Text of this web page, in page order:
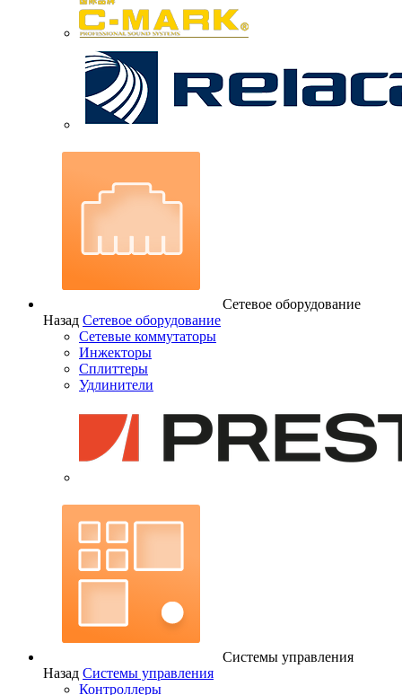
Сетевое оборудование
Назад Сетевое оборудование
Сетевые коммутаторы
Инжекторы
Сплиттеры
Удлинители
Системы управления
Назад Системы управления
Контроллеры